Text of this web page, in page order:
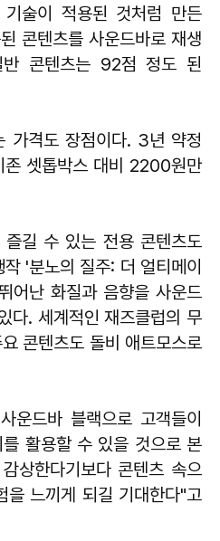
술이 적용된 것처럼 만든
콘텐츠를 사운드바로 재생
콘텐츠는 92점 정도 된
가격도 장점이다. 3년 약정
셋톱박스 대비 2200원만
길 수 있는 전용 콘텐츠도
'분노의 질주: 더 얼티메이
어난 화질과 음향을 사운드
다. 세계적인 재즈클럽의 무
콘텐츠도 돌비 애트모스로
운드바 블랙으로 고객들이
활용할 수 있을 것으로 본
상한다기보다 콘텐츠 속으
을 느끼게 되길 기대한다"고